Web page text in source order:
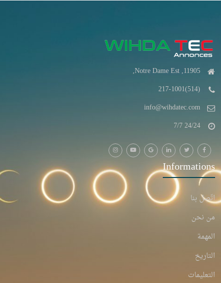
11905, Notre Dame Est,
(514)217-1001
info@wihdatec.com
24/24 7/7
Informations
اتّصل بنا
من نحن
المهمة
التاريخ
التعليمات